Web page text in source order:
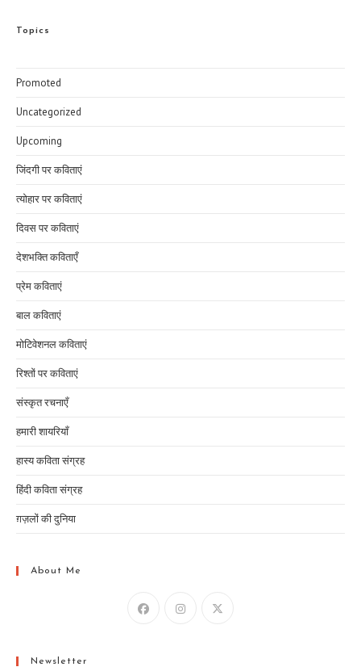
Topics
Promoted
Uncategorized
Upcoming
जिंदगी पर कविताएं
त्योहार पर कविताएं
दिवस पर कविताएं
देशभक्ति कविताएँ
प्रेम कविताएं
बाल कविताएं
मोटिवेशनल कविताएं
रिश्तों पर कविताएं
संस्कृत रचनाएँ
हमारी शायरियाँ
हास्य कविता संग्रह
हिंदी कविता संग्रह
ग़ज़लों की दुनिया
About Me
Newsletter